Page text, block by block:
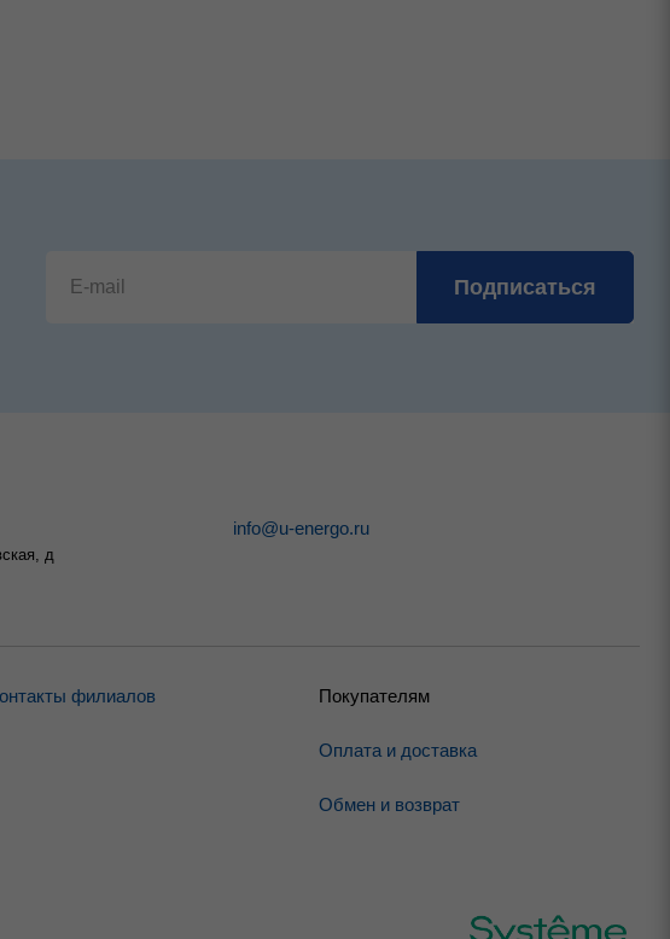
д
info@u-energo.ru
филиалов Покупателям
Оплата и доставка
Обмен и возврат